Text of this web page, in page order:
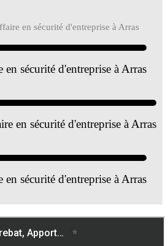
en sécurité d'entreprise à Arras